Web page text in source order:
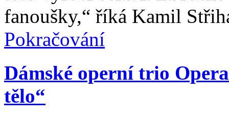
fanoušky,“ říká Kamil
Pokračování
Dámské operní trio
tělo“